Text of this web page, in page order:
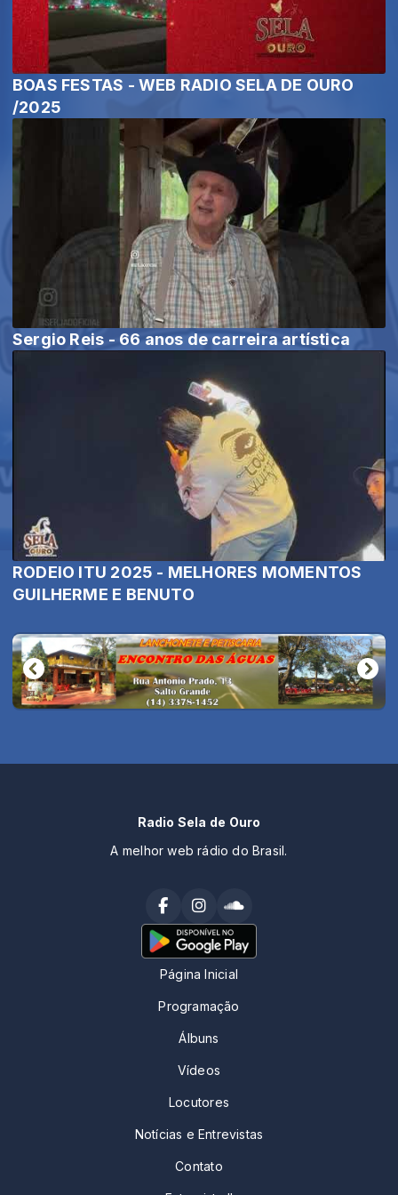
BOAS FESTAS - WEB RADIO SELA DE OURO
/2025
Sergio Reis - 66 anos de carreira artística
RODEIO ITU 2025 - MELHORES MOMENTOS
GUILHERME E BENUTO
Radio Sela de Ouro
A melhor web rádio do Brasil.
Página Inicial
Programação
Álbuns
Vídeos
Locutores
Notícias e Entrevistas
Contato